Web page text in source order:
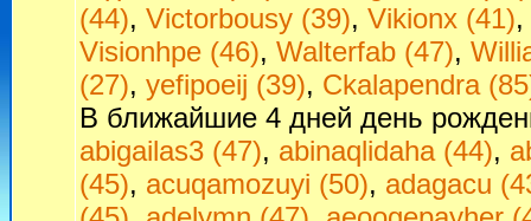
(44), Victorbousy (39), Vikionx (41),
Visionhpe (46), Walterfab (47),
(27), yefipoeij (39), Сkalapendra
В ближайшие 4 дней день
abigailas3 (47), abinaqlidaha (44),
(45), acuqamozuyi (50), adagacu